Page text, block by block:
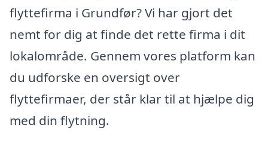
flyttefirma i Grundfør? Vi har gjort det
nemt for dig at finde det rette firma i dit
lokalområde. Gennem vores platform kan
du udforske en oversigt over
flyttefirmaer, der står klar til at hjælpe dig
med din flytning.